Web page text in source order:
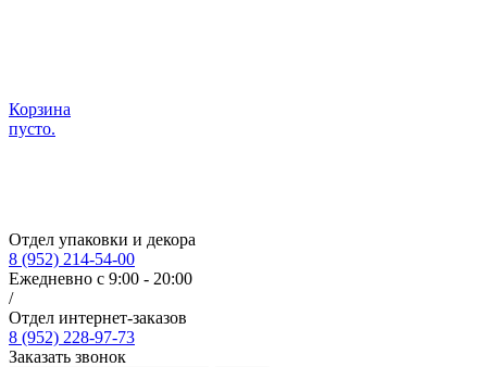
Корзина
пусто.
Отдел упаковки и декора
8 (952) 214-54-00
Ежедневно с 9:00 - 20:00
/
Отдел интернет-заказов
8 (952) 228-97-73
Заказать звонок